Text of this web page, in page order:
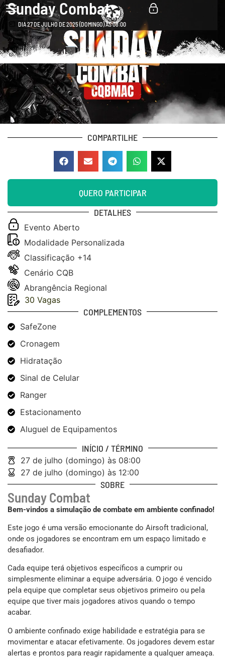
Sunday Combat
DIA 27 DE JULHO DE 2025 (DOMINGO) ÀS 08:00
QUERO PARTICIPAR
COMPARTILHE
DETALHES
Evento Aberto
Modalidade Personalizada
Classificação +14
Cenário CQB
Abrangência Regional
30 Vagas
COMPLEMENTOS
SafeZone
Cronagem
Hidratação
Sinal de Celular
Ranger
Estacionamento
Aluguel de Equipamentos
INÍCIO / TÉRMINO
27 de julho (domingo) às 08:00
27 de julho (domingo) às 12:00
SOBRE
Sunday Combat
Bem-vindos a simulação de combate em ambiente confinado!
Este jogo é uma versão emocionante do Airsoft tradicional,
onde os jogadores se encontram em um espaço limitado e
desafiador.
Cada equipe terá objetivos específicos a cumprir ou
simplesmente eliminar a equipe adversária. O jogo é vencido
pela equipe que completar seus objetivos primeiro ou pela
equipe que tiver mais jogadores ativos quando o tempo
acabar.
O ambiente confinado exige habilidade e estratégia para se
movimentar e atacar efetivamente. Os jogadores devem estar
alertas e prontos para reagir rapidamente a qualquer ameaça.